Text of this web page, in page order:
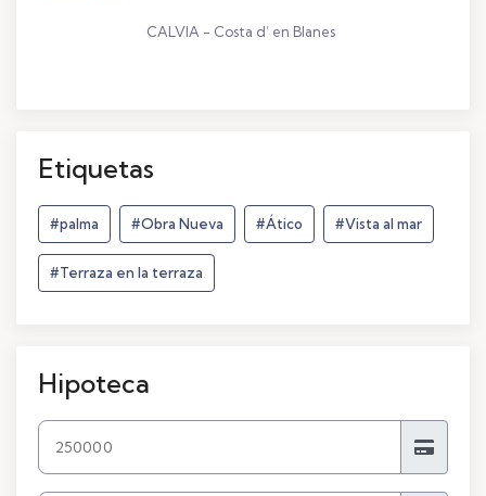
CALVIA - Costa d’ en Blanes
Etiquetas
#palma #Obra Nueva #Ático #Vista al mar
#Terraza en la terraza
Hipoteca